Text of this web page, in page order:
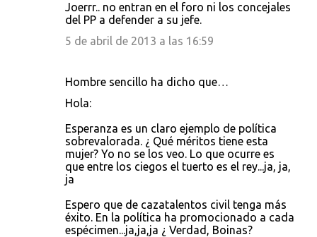
Joerrr.. no entran en el foro ni los concejales
del PP a defender a su jefe.
5 de abril de 2013 a las 16:59
Hombre sencillo ha dicho que…
Hola:
Esperanza es un claro ejemplo de política
sobrevalorada. ¿ Qué méritos tiene esta
mujer? Yo no se los veo. Lo que ocurre es
que entre los ciegos el tuerto es el rey...ja, ja,
ja
Espero que de cazatalentos civil tenga más
éxito. En la política ha promocionado a cada
espécimen...ja,ja,ja ¿ Verdad, Boinas?